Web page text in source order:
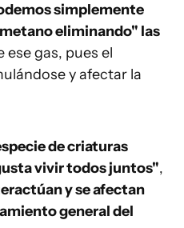
simplemente
eliminando" las
ese gas, pues el
y afectar la
de criaturas
vivir todos juntos",
y se afectan
general del